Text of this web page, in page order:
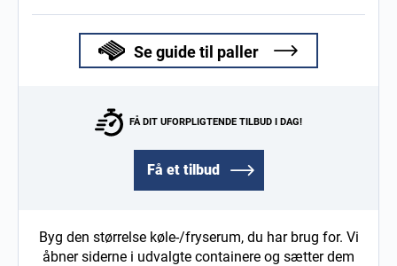
Se guide til paller
Få et tilbud
FÅ DIT UFORPLIGTENDE TILBUD I DAG!
Byg den størrelse køle-/fryserum, du har brug for. Vi
åbner siderne i udvalgte containere og sætter dem